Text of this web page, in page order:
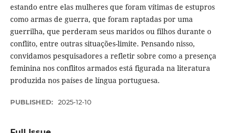
estando entre elas mulheres que foram vítimas de estupros
como armas de guerra, que foram raptadas por uma
guerrilha, que perderam seus maridos ou filhos durante o
conflito, entre outras situações-limite. Pensando nisso,
convidamos pesquisadores a refletir sobre como a presença
feminina nos conflitos armados está figurada na literatura
produzida nos países de língua portuguesa.
PUBLISHED: 2025-12-10